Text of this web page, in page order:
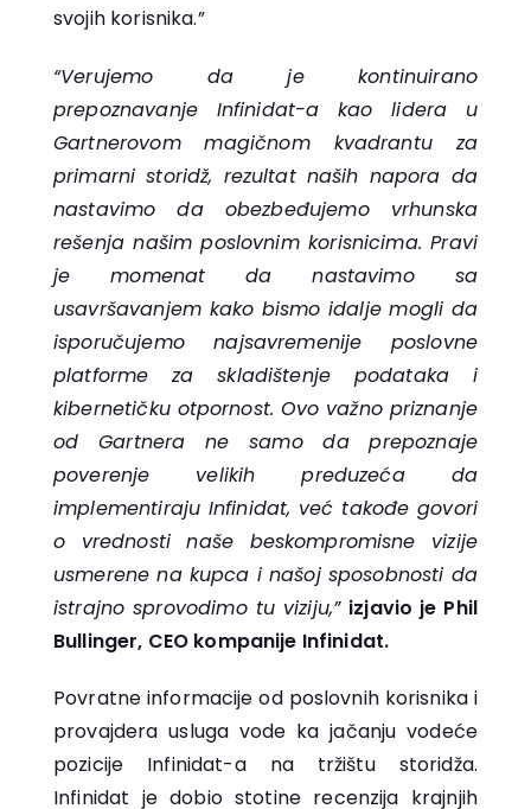
svojih korisnika.”
“Verujemo da je kontinuirano
prepoznavanje Infinidat-a kao lidera u
Gartnerovom magičnom kvadrantu za
primarni storidž, rezultat naših napora da
nastavimo da obezbeđujemo vrhunska
rešenja našim poslovnim korisnicima. Pravi
je momenat da nastavimo sa
usavršavanjem kako bismo idalje mogli da
isporučujemo najsavremenije poslovne
platforme za skladištenje podataka i
kibernetičku otpornost. Ovo važno priznanje
od Gartnera ne samo da prepoznaje
poverenje velikih preduzeća da
implementiraju Infinidat, već takođe govori
o vrednosti naše beskompromisne vizije
usmerene na kupca i našoj sposobnosti da
istrajno sprovodimo tu viziju,” izjavio je Phil
Bullinger, CEO kompanije Infinidat.
Povratne informacije od poslovnih korisnika i
provajdera usluga vode ka jačanju vodeće
pozicije Infinidat-a na tržištu storidža.
Infinidat je dobio stotine recenzija krajnjih